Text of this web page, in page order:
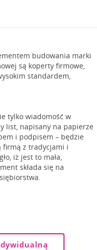
budowania marki
są koperty firmowe,
standardem,
tylko wiadomość w
list, napisany na papierze
i podpisem – będzie
firmą z tradycjami i
iż jest to mała,
składa się na